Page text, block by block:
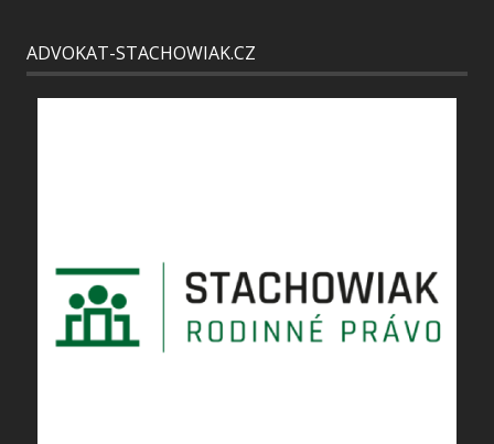
ADVOKAT-STACHOWIAK.CZ